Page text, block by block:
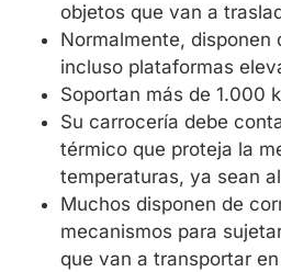
objetos que van a
Normalmente, disponen
incluso plataformas
Soportan más de 1.000
Su carrocería debe
térmico que proteja la
temperaturas, ya sean
Muchos disponen de
mecanismos para
que van a transportar